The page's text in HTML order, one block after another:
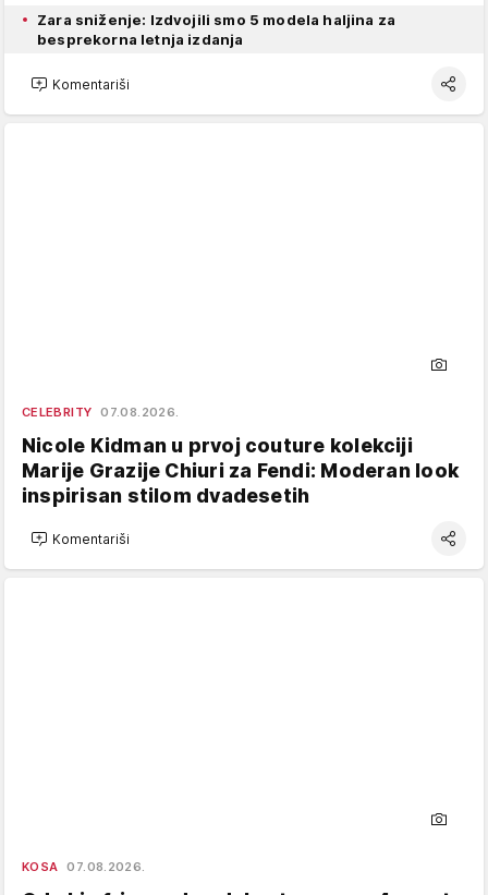
Zara sniženje: Izdvojili smo 5 modela haljina za
besprekorna letnja izdanja
Komentariši
CELEBRITY 07.08.2026.
Nicole Kidman u prvoj couture kolekciji
Marije Grazije Chiuri za Fendi: Moderan look
inspirisan stilom dvadesetih
Komentariši
KOSA 07.08.2026.